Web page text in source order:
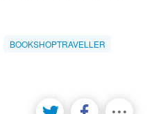
BOOKSHOPTRAVELLER